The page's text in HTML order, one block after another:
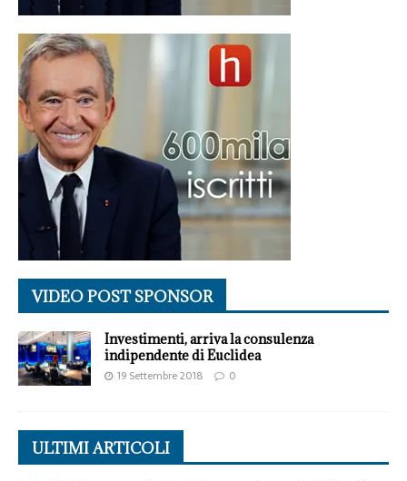
VIDEO POST SPONSOR
Investimenti, arriva la consulenza
indipendente di Euclidea
19 Settembre 2018 0
ULTIMI ARTICOLI